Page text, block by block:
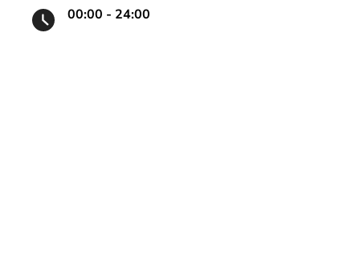
00:00 - 24:00